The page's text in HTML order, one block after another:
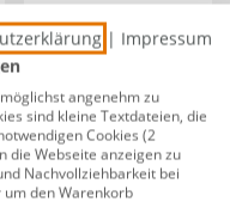
4,99 €
weiß, 260
| Impressum
angenehm zu
sind kleine Textdateien, die
Cookies (2
die Webseite anzeigen zu
Nachvollziehbarkeit bei
den Warenkorb